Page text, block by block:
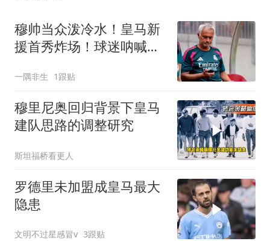
穆帅当众泼冷水！皇马新
援首秀炸场！球迷呐喊挤
一隅非生 1跟贴
穆里尼奥回归背景下皇马
建队思路的调整研究
斯坦福桥看更人
罗德里未加盟成皇马最大
隐患
文明不过星感冒v 3跟贴